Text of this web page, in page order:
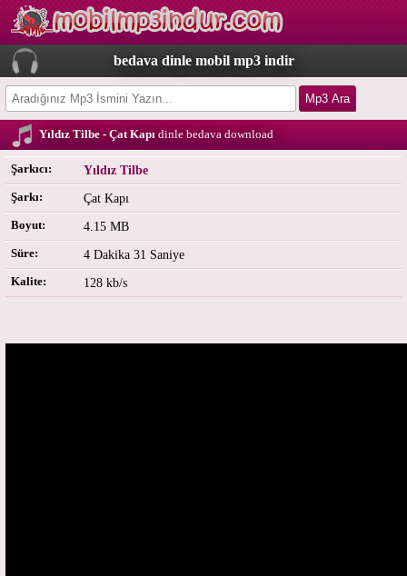
bedava dinle mobil mp3 indir
Yıldız Tilbe - Çat Kapıdinle bedava download
Şarkıcı: Yıldız Tilbe
Şarkı: Çat Kapı
Boyut: 4.15 MB
Süre: 4 Dakika 31 Saniye
Kalite: 128 kb/s